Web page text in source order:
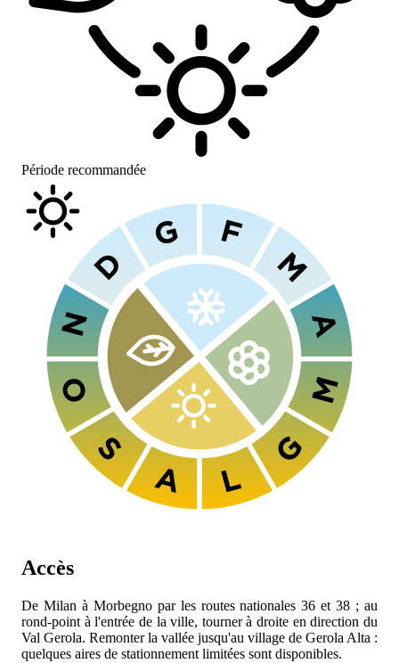
Période recommandée
Accès
De Milan à Morbegno par les routes nationales 36 et 38 ; au
rond-point à l'entrée de la ville, tourner à droite en direction du
Val Gerola. Remonter la vallée jusqu'au village de Gerola Alta :
quelques aires de stationnement limitées sont disponibles.